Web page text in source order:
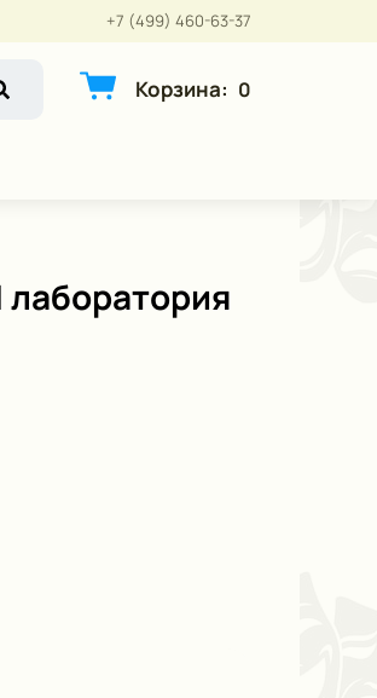
+7 (499) 460-63-37
Корзина: 0